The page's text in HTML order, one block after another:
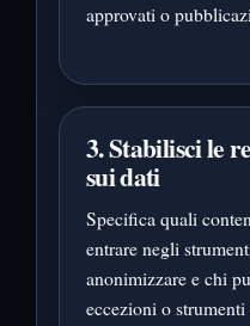
approvati o
3. Stabilisci le
sui dati
Specifica quali
entrare negli
anonimizzare e chi
eccezioni o strumenti